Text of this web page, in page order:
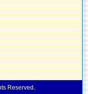
Reserved.